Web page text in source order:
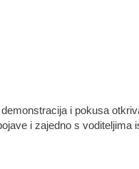
i pokusa
i zajedno s voditeljima